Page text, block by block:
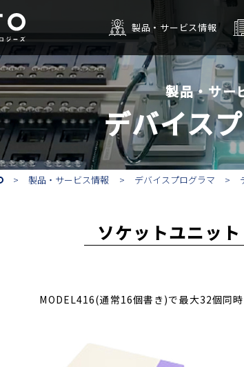
製品・サービス情報
ログラマ ROM書込みサービス タッチパネル・デ
会社概要 拠点 沿革
製品・サー
デバイス
製品・サービス情報 デバイスプログラマ
ソケットユニッ
MODEL416(通常16個書き)で最大32個同